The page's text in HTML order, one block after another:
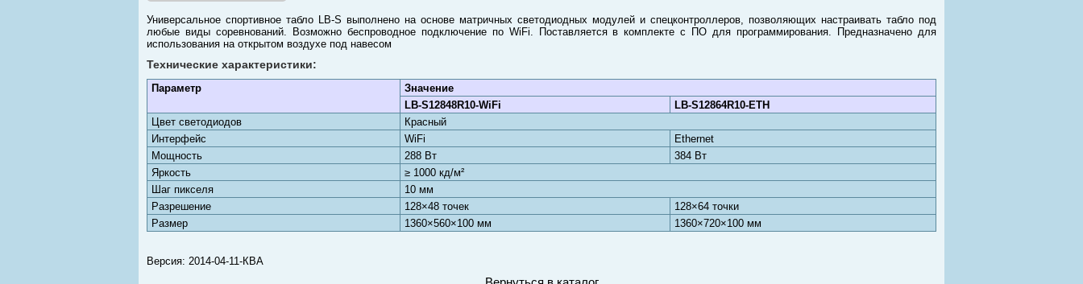
Универсальное спортивное табло LB-S выполнено на основе матричных светодиодных модулей и спецконтроллеров, позволяющих настраивать табло под
любые виды соревнований. Возможно беспроводное подключение по WiFi. Поставляется в комплекте с ПО для программирования. Предназначено для
использования на открытом воздухе под навесом
Технические характеристики:
Параметр
Значение
LB-S12848R10-WiFi
LB-S12864R10-ETH
Цвет светодиодов
Красный
Интерфейс
WiFi
Ethernet
Мощность
288 Вт
384 Вт
Яркость
≥ 1000 кд/м²
Шаг пикселя
10 мм
Разрешение
128×48 точек
128×64 точки
Размер
1360×560×100 мм 1360×720×100 мм
Версия: 2014-04-11-КВА